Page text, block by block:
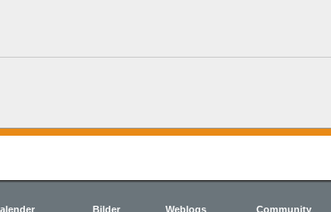
Bilder Weblogs Community